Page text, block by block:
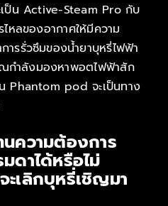
เป็น Active-Steam Pro กับ
หลของอากาศให้มีความ
รรั่วซึมของน้ำยาบุหรี่ไฟฟ้า
กำลังมองหาพอตไฟฟ้าสัก
Phantom pod จะเป็นทาง
ความต้องการ
ดาได้หรือไม่
ะเลิกบุหรี่เชิญมา